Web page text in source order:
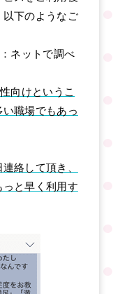
以下のようなご
ネットで調べ
向けというこ
職場でもあっ
絡して頂き、
と早く利用す